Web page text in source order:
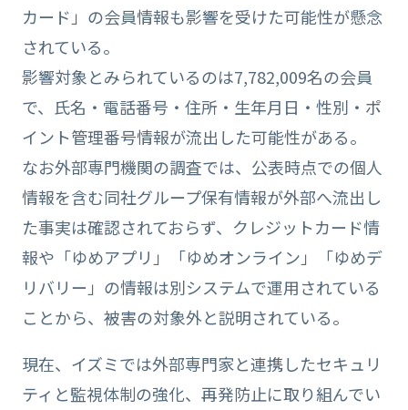
カード」の会員情報も影響を受けた可能性が懸念
されている。
影響対象とみられているのは7,782,009名の会員
で、氏名・電話番号・住所・生年月日・性別・ポ
イント管理番号情報が流出した可能性がある。
なお外部専門機関の調査では、公表時点での個人
情報を含む同社グループ保有情報が外部へ流出し
た事実は確認されておらず、クレジットカード情
報や「ゆめアプリ」「ゆめオンライン」「ゆめデ
リバリー」の情報は別システムで運用されている
ことから、被害の対象外と説明されている。
現在、イズミでは外部専門家と連携したセキュリ
ティと監視体制の強化、再発防止に取り組んでい